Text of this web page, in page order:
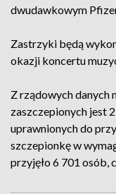
dwudawkowym
Zastrzyki będą
okazji koncertu
Z rządowych danych
zaszczepionych jest
uprawnionych do
szczepionkę w
przyjęło 6 701 osób,